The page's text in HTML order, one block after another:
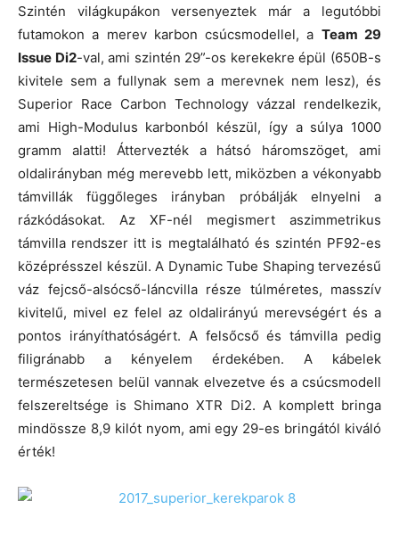
Szintén világkupákon versenyeztek már a legutóbbi
futamokon a merev karbon csúcsmodellel, a Team 29
Issue Di2-val, ami szintén 29”-os kerekekre épül (650B-s
kivitele sem a fullynak sem a merevnek nem lesz), és
Superior Race Carbon Technology vázzal rendelkezik,
ami High-Modulus karbonból készül, így a súlya 1000
gramm alatti! Áttervezték a hátsó háromszöget, ami
oldalirányban még merevebb lett, miközben a vékonyabb
támvillák függőleges irányban próbálják elnyelni a
rázkódásokat. Az XF-nél megismert aszimmetrikus
támvilla rendszer itt is megtalálható és szintén PF92-es
középrésszel készül. A Dynamic Tube Shaping tervezésű
váz fejcső-alsócső-láncvilla része túlméretes, masszív
kivitelű, mivel ez felel az oldalirányú merevségért és a
pontos irányíthatóságért. A felsőcső és támvilla pedig
filigránabb a kényelem érdekében. A kábelek
természetesen belül vannak elvezetve és a csúcsmodell
felszereltsége is Shimano XTR Di2. A komplett bringa
mindössze 8,9 kilót nyom, ami egy 29-es bringától kiváló
érték!